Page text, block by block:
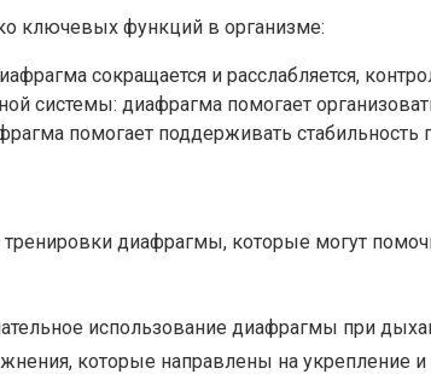
ключевых функций в организме:
сокращается и расслабляется,
системы: диафрагма помогает
помогает поддерживать стабильность
диафрагмы, которые могут
использование диафрагмы при
которые направлены на укрепление